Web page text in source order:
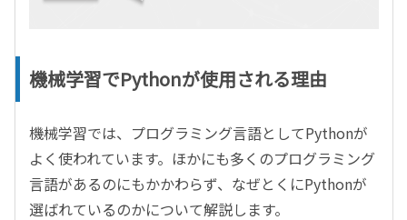
機械学習でPythonが使用される理由
機械学習では、プログラミング言語としてPythonが
よく使われています。ほかにも多くのプログラミング
言語があるのにもかかわらず、なぜとくにPythonが
選ばれているのかについて解説します。